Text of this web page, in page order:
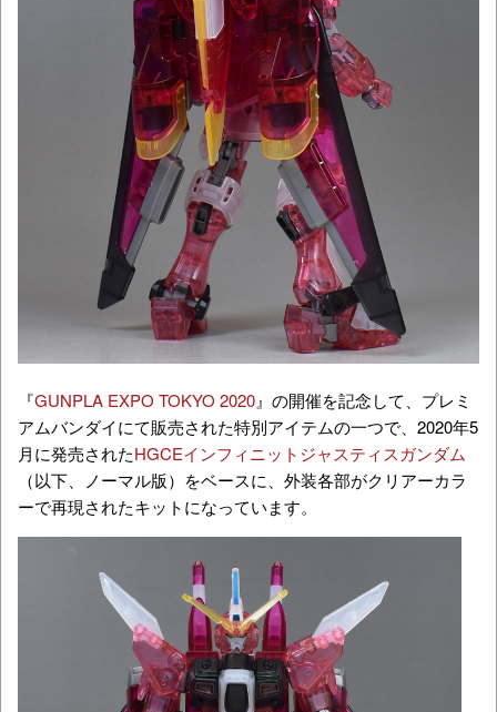
『GUNPLA EXPO TOKYO 2020』の開催を記念して、プレミ
アムバンダイにて販売された特別アイテムの一つで、2020年5
月に発売されたHGCEインフィニットジャスティスガンダム
（以下、ノーマル版）をベースに、外装各部がクリアーカラ
ーで再現されたキットになっています。